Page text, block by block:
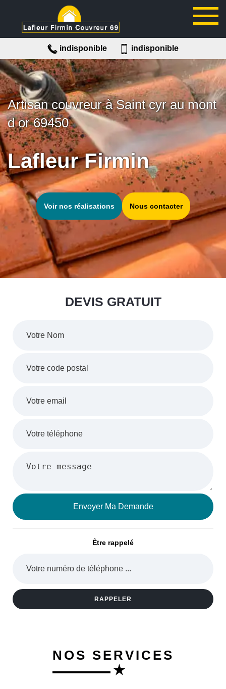
indisponible indisponible
Artisan couvreur à Saint cyr au mont
d or 69450
Lafleur Firmin
Voir nos réalisations Nous contacter
DEVIS GRATUIT
Être rappelé
NOS SERVICES